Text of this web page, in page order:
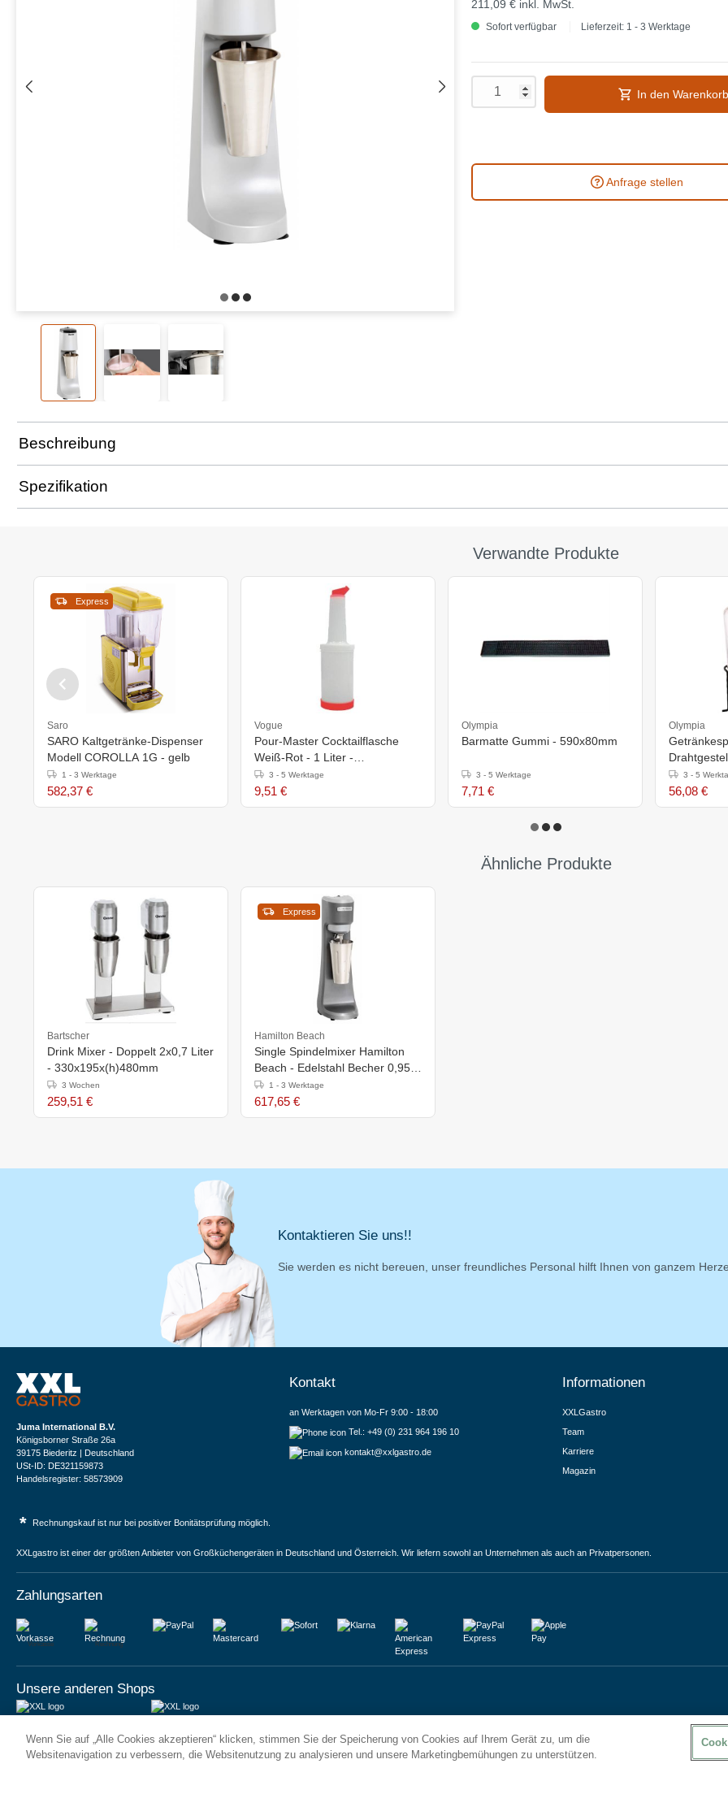
211,09 € inkl. MwSt.
Sofort verfügbar Lieferzeit: 1 - 3 Werktage
In den Warenkorb
Anfrage stellen
Beschreibung
Spezifikation
Verwandte Produkte
Express
Saro
SARO Kaltgetränke-Dispenser
Modell COROLLA 1G - gelb
1 - 3 Werktage
582,37 €
Vogue
Pour-Master Cocktailflasche
Weiß-Rot - 1 Liter -
(h)330x95(Ø)mm
3 - 5 Werktage
9,51 €
Olympia
Barmatte Gummi - 590x80mm
3 - 5 Werktage
7,71 €
Olympia
3 - 5
56,08 €
Ähnliche Produkte
Bartscher
Drink Mixer - Doppelt 2x0,7 Liter
- 330x195x(h)480mm
3 Wochen
259,51 €
Express
Hamilton Beach
Single Spindelmixer Hamilton
Beach - Edelstahl Becher 0,95L
- 3 Geschwindigkeiten
1 - 3 Werktage
617,65 €
Kontaktieren Sie uns!!
Sie werden es nicht bereuen, unser freundliches Personal hilft Ihnen von ganzem
Juma International B.V.
Königsborner Straße 26a
39175 Biederitz | Deutschland
USt-ID: DE321159873
Handelsregister: 58573909
Kontakt
an Werktagen von Mo-Fr 9:00 - 18:00
Tel.: +49 (0) 231 964 196 10
kontakt@xxlgastro.de
Informationen
XXLGastro
Team
Karriere
Magazin
* Rechnungskauf ist nur bei positiver Bonitätsprüfung möglich.
XXLgastro ist einer der größten Anbieter von Großküchengeräten in Deutschland und Österreich. Wir liefern sowohl an Unternehmen als auch an Privatpersonen.
Zahlungsarten
Vorkasse Rechnung
Unsere anderen Shops
6 Rue des Bateliers
92110 Clichy | France
Vrijheidweg 34
1521RR Wormerveer | Nederland
Wenn Sie auf „Alle Cookies akzeptieren“ klicken, stimmen Sie der Speicherung von Cookies auf Ihrem Gerät zu, um die
Websitenavigation zu verbessern, die Websitenutzung zu analysieren und unsere Marketingbemühungen zu unterstützen.